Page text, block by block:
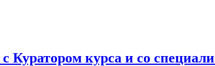
Куратором курса и со